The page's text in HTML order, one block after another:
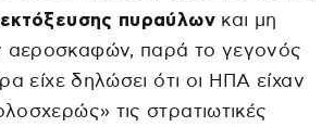
εκτόξευσης πυραύλωνκαι μη
αεροσκαφών, παρά το γεγονός
είχε δηλώσει ότι οι ΗΠΑ είχαν
τις στρατιωτικές